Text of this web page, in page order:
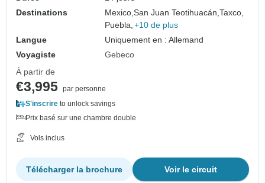
Destinations
Mexico,San Juan Teotihuacán,Taxco,
Puebla, +10 de plus
Langue
Uniquement en : Allemand
Voyagiste
Gebeco
À partir de
€3,995 par personne
S'inscrire to unlock savings
Prix basé sur une chambre double
Vols inclus
Voir le circuit
Télécharger la brochure